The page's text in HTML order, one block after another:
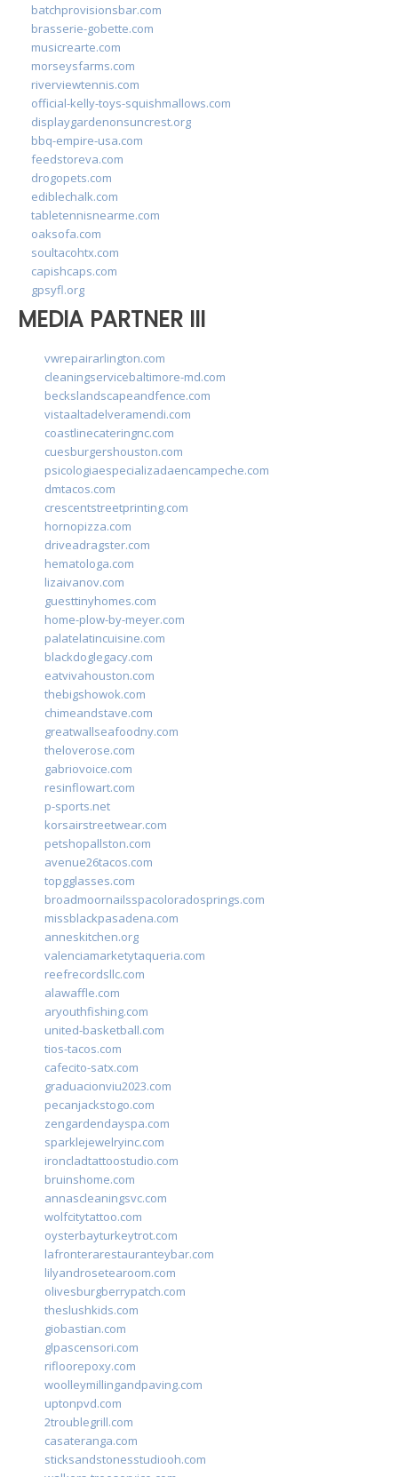
batchprovisionsbar.com
brasserie-gobette.com
musicrearte.com
morseysfarms.com
riverviewtennis.com
official-kelly-toys-squishmallows.com
displaygardenonsuncrest.org
bbq-empire-usa.com
feedstoreva.com
drogopets.com
ediblechalk.com
tabletennisnearme.com
oaksofa.com
soultacohtx.com
capishcaps.com
gpsyfl.org
MEDIA PARTNER III
vwrepairarlington.com
cleaningservicebaltimore-md.com
beckslandscapeandfence.com
vistaaltadelveramendi.com
coastlinecateringnc.com
cuesburgershouston.com
psicologiaespecializadaencampeche.com
dmtacos.com
crescentstreetprinting.com
hornopizza.com
driveadragster.com
hematologa.com
lizaivanov.com
guesttinyhomes.com
home-plow-by-meyer.com
palatelatincuisine.com
blackdoglegacy.com
eatvivahouston.com
thebigshowok.com
chimeandstave.com
greatwallseafoodny.com
theloverose.com
gabriovoice.com
resinflowart.com
p-sports.net
korsairstreetwear.com
petshopallston.com
avenue26tacos.com
topgglasses.com
broadmoornailsspacoloradosprings.com
missblackpasadena.com
anneskitchen.org
valenciamarketytaqueria.com
reefrecordsllc.com
alawaffle.com
aryouthfishing.com
united-basketball.com
tios-tacos.com
cafecito-satx.com
graduacionviu2023.com
pecanjackstogo.com
zengardendayspa.com
sparklejewelryinc.com
ironcladtattoostudio.com
bruinshome.com
annascleaningsvc.com
wolfcitytattoo.com
oysterbayturkeytrot.com
lafronterarestauranteybar.com
lilyandrosetearoom.com
olivesburgberrypatch.com
theslushkids.com
giobastian.com
glpascensori.com
rifloorepoxy.com
woolleymillingandpaving.com
uptonpvd.com
2troublegrill.com
casateranga.com
sticksandstonesstudiooh.com